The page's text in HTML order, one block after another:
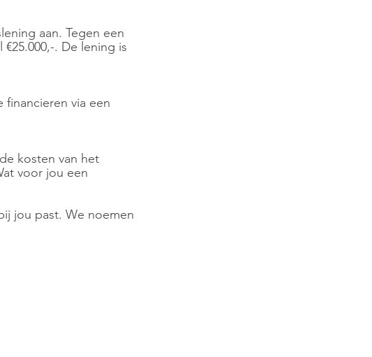
aan. Tegen een
. De lening is
via een
kosten van het
voor jou een
jou past. We noemen